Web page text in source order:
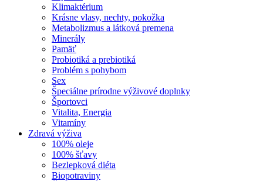
Klimaktérium
Krásne vlasy, nechty, pokožka
Metabolizmus a látková premena
Minerály
Pamäť
Probiotiká a prebiotiká
Problém s pohybom
Sex
Špeciálne prírodne výživové doplnky
Športovci
Vitalita, Energia
Vitamíny
Zdravá výživa
100% oleje
100% šťavy
Bezlepková diéta
Biopotraviny